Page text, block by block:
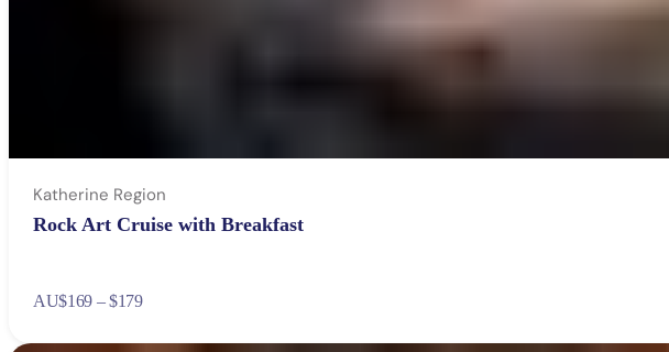
Katherine Region
Rock Art Cruise with Breakfast
AU$169 – $179